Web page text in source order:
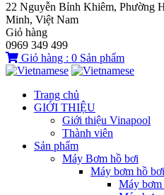
22 Nguyễn Bỉnh Khiêm, Phường
Minh, Việt Nam
Giỏ hàng
0969 349 499
Giỏ hàng : 0 Sản phẩm
Trang chủ
GIỚI THIỆU
Giới thiệu Vinapool
Thành viên
Sản phẩm
Máy Bơm hồ bơi
Máy bơm hồ
Máy bơm